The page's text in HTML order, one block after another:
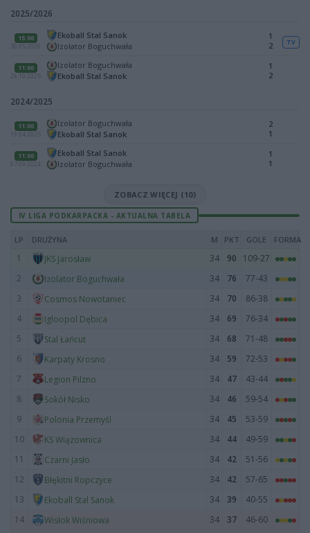
2025/2026
15:00
30.05.2026
Ekoball Stal Sanok
Izolator Boguchwała
1
2
TV
11:00
26.10.2025
Izolator Boguchwała
Ekoball Stal Sanok
1
2
2024/2025
11:00
19.04.2025
Izolator Boguchwała
Ekoball Stal Sanok
2
1
11:00
07.09.2024
Ekoball Stal Sanok
Izolator Boguchwała
1
1
ZOBACZ WIĘCEJ (10)
IV LIGA PODKARPACKA - AKTUALNA TABELA
LP DRUŻYNA M PKT GOLE FORMA
1 JKS Jarosław 34 90
109-27
2
Izolator Boguchwała 34 76
77-43
3
Cosmos Nowotaniec 34 70
86-38
4
Igloopol Dębica 34 69
76-34
5
Stal Łańcut 34 68
71-48
6
Karpaty Krosno 34 59
72-53
7
Legion Pilzno 34 47
43-44
8
Sokół Nisko 34 46
59-54
9
Polonia Przemyśl 34 45
53-59
10
KS Wiązownica 34 44
49-59
11
Czarni Jasło 34 42
51-56
12
Błękitni Ropczyce 34 42
57-65
13
Ekoball Stal Sanok 34 39
40-55
14
Wisłok Wiśniowa 34 37
46-60